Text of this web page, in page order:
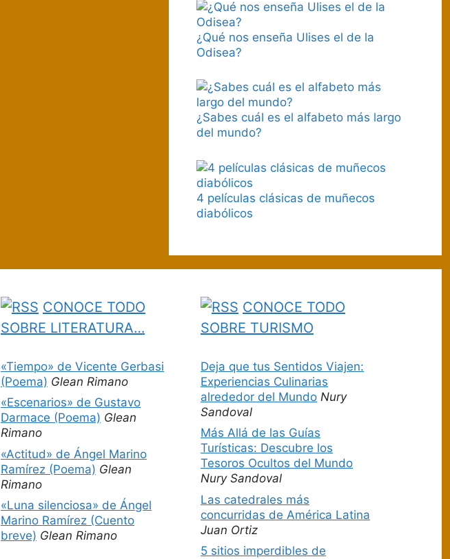
¿Qué nos enseña Ulises el de la
Odisea?
¿Sabes cuál es el alfabeto más largo
del mundo?
4 películas clásicas de muñecos
diabólicos
CONOCE TODO
SOBRE LITERATURA…
«Tiempo» de Vicente Gerbasi
(Poema) Glean Rimano
«Escenarios» de Gustavo
Darmace (Poema) Glean
Rimano
«Actitud» de Ángel Marino
Ramírez (Poema) Glean
Rimano
«Luna silenciosa» de Ángel
Marino Ramírez (Cuento
breve) Glean Rimano
CONOCE TODO
SOBRE TURISMO
Deja que tus Sentidos Viajen:
Experiencias Culinarias
alrededor del Mundo Nury
Sandoval
Más Allá de las Guías
Turísticas: Descubre los
Tesoros Ocultos del Mundo
Nury Sandoval
Las catedrales más
concurridas de América Latina
Juan Ortiz
5 sitios imperdibles de